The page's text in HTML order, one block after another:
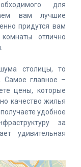
для
вам лучшие
придутся вам
отлично
столицы, то
Самое главное –
цены, которые
качество жилья
удобное
за
удивительная